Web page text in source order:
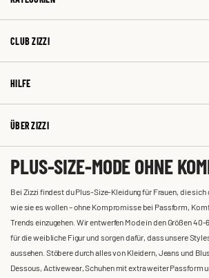
CLUB ZIZZI
HILFE
ÜBER ZIZZI
PLUS-SIZE-MODE OHNE
Bei Zizzi findest du Plus-Size-Kleidung für Frauen, die sich
wie sie es wollen – ohne Kompromisse bei Passform,
Trends einzugehen. Wir entwerfen Mode in den Größen
für die weibliche Figur und sorgen dafür, dass unsere
aussehen. Stöbere durch alles von Kleidern, Jeans und
Dessous, Activewear, Schuhen mit extra weiter Passform